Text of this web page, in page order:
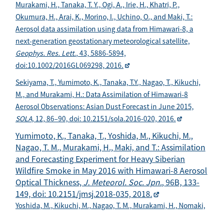
Murakami, H., Tanaka, T. Y., Ogi, A., Irie, H., Khatri, P.,
Okumura, H., Arai, K., Morino, I., Uchino, O., and Maki, T.:
Aerosol data assimilation using data from Himawari-8, a
next-generation geostationary meteorological satellite,
Geophys. Res. Lett., 43, 5886-5894,
doi:10.1002/2016GL069298, 2016.
Sekiyama, T., Yumimoto, K., Tanaka, T.Y., Nagao, T., Kikuchi,
M., and Murakami, H.: Data Assimilation of Himawari-8
Aerosol Observations: Asian Dust Forecast in June 2015,
SOLA, 12, 86–90, doi: 10.2151/sola.2016-020, 2016.
Yumimoto, K., Tanaka, T., Yoshida, M., Kikuchi, M.,
Nagao, T. M., Murakami, H., Maki, and T.: Assimilation
and Forecasting Experiment for Heavy Siberian
Wildfire Smoke in May 2016 with Himawari-8 Aerosol
Optical Thickness, J. Meteorol. Soc. Jpn., 96B, 133-
149, doi: 10.2151/jmsj.2018-035, 2018.
Yoshida, M., Kikuchi, M., Nagao, T. M., Murakami, H., Nomaki,